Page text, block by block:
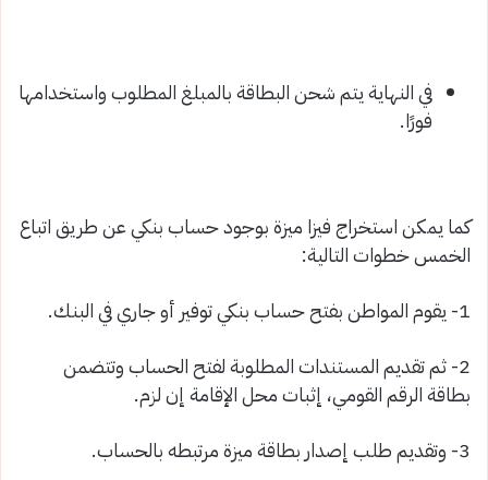
في النهاية يتم شحن البطاقة بالمبلغ المطلوب واستخدامها
فورًا.
كما يمكن استخراج فيزا ميزة بوجود حساب بنكي عن طريق اتباع
الخمس خطوات التالية:
1- يقوم المواطن بفتح حساب بنكي توفير أو جاري في البنك.
2- ثم تقديم المستندات المطلوبة لفتح الحساب وتتضمن
بطاقة الرقم القومي، إثبات محل الإقامة إن لزم.
3- وتقديم طلب إصدار بطاقة ميزة مرتبطه بالحساب.